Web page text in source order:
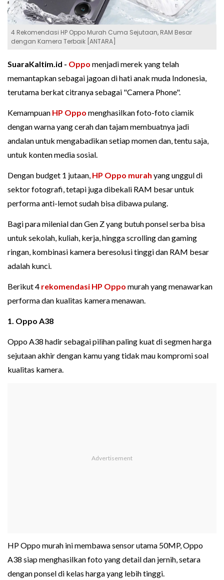
4 Rekomendasi HP Oppo Murah Cuma Sejutaan, RAM Besar
dengan Kamera Terbaik [ANTARA]
SuaraKaltim.id - Oppo menjadi merek yang telah
memantapkan sebagai jagoan di hati anak muda Indonesia,
terutama berkat citranya sebagai "Camera Phone".
Kemampuan HP Oppo menghasilkan foto-foto ciamik
dengan warna yang cerah dan tajam membuatnya jadi
andalan untuk mengabadikan setiap momen dan, tentu saja,
untuk konten media sosial.
Dengan budget 1 jutaan, HP Oppo murah yang unggul di
sektor fotografi, tetapi juga dibekali RAM besar untuk
performa anti-lemot sudah bisa dibawa pulang.
Bagi para milenial dan Gen Z yang butuh ponsel serba bisa
untuk sekolah, kuliah, kerja, hingga scrolling dan gaming
ringan, kombinasi kamera beresolusi tinggi dan RAM besar
adalah kunci.
Berikut 4 rekomendasi HP Oppo murah yang menawarkan
performa dan kualitas kamera menawan.
1. Oppo A38
Oppo A38 hadir sebagai pilihan paling kuat di segmen harga
sejutaan akhir dengan kamu yang tidak mau kompromi soal
kualitas kamera.
HP Oppo murah ini membawa sensor utama 50MP, Oppo
A38 siap menghasilkan foto yang detail dan jernih, setara
dengan ponsel di kelas harga yang lebih tinggi.